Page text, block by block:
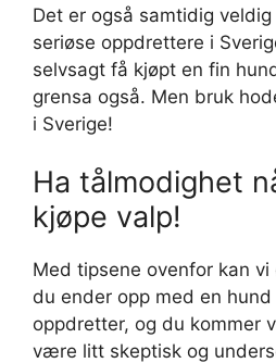
Det er også samtidig
seriøse oppdrettere i
selvsagt få kjøpt en fin
grensa også. Men bruk
i Sverige!
Ha tålmodighet
kjøpe valp!
Med tipsene ovenfor kan
du ender opp med en
oppdretter, og du kommer
være litt skeptisk og